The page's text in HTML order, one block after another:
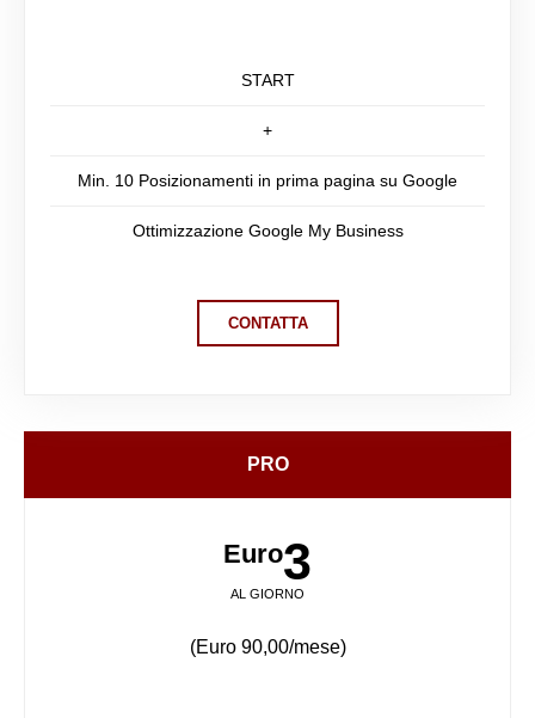
START
+
Min. 10 Posizionamenti in prima pagina su Google
Ottimizzazione Google My Business
CONTATTA
PRO
Euro3
AL GIORNO
(Euro 90,00/mese)